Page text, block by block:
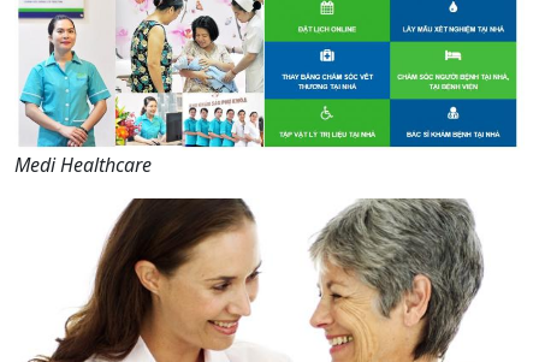
Medi Healthcare